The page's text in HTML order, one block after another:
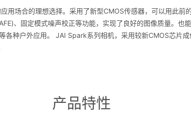
用场合的理想选择。采用了新型CMOS传感器，可以用此前
、固定模式噪声校正等功能，实现了良好的图像质量。也
各种户外应用。 JAI Spark系列相机，采用较新CMOS芯片
产品特性